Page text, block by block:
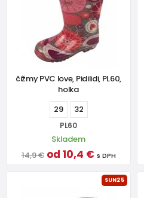
čižmy PVC love, Pidilidi, PL60,
holka
29
32
PL60
Skladem
14,9 € od 10,4 € s DPH
SUN25